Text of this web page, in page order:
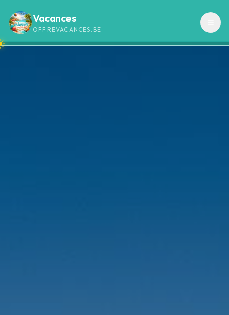
Vacances
OFFREVACANCES.BE